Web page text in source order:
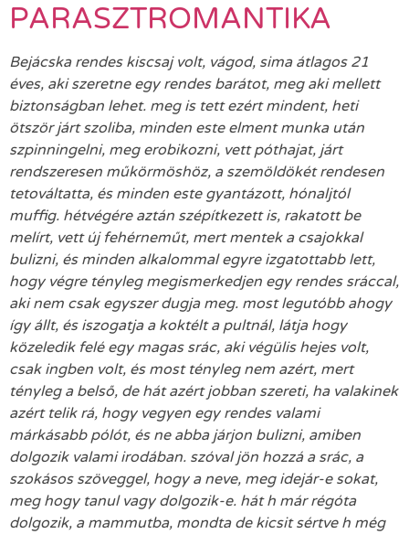
PARASZTROMANTIKA
Bejácska rendes kiscsaj volt, vágod, sima átlagos 21
éves, aki szeretne egy rendes barátot, meg aki mellett
biztonságban lehet. meg is tett ezért mindent, heti
ötször járt szoliba, minden este elment munka után
szpinningelni, meg erobikozni, vett póthajat, járt
rendszeresen műkörmöshöz, a szemöldökét rendesen
tetováltatta, és minden este gyantázott, hónaljtól
muffig. hétvégére aztán szépítkezett is, rakatott be
melírt, vett új fehérneműt, mert mentek a csajokkal
bulizni, és minden alkalommal egyre izgatottabb lett,
hogy végre tényleg megismerkedjen egy rendes sráccal,
aki nem csak egyszer dugja meg. most legutóbb ahogy
így állt, és iszogatja a koktélt a pultnál, látja hogy
közeledik felé egy magas srác, aki végülis hejes volt,
csak ingben volt, és most tényleg nem azért, mert
tényleg a belső, de hát azért jobban szereti, ha valakinek
azért telik rá, hogy vegyen egy rendes valami
márkásabb pólót, és ne abba járjon bulizni, amiben
dolgozik valami irodában. szóval jön hozzá a srác, a
szokásos szöveggel, hogy a neve, meg idejár-e sokat,
meg hogy tanul vagy dolgozik-e. hát h már régóta
dolgozik, a mammutba, mondta de kicsit sértve h még